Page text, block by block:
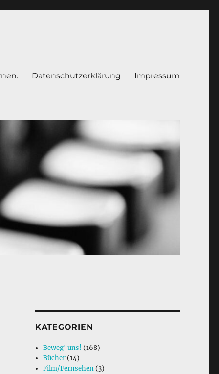
Datenschutzerklärung Impressum
KATEGORIEN
Beweg' uns! (168)
Bücher (14)
Film/Fernsehen (3)